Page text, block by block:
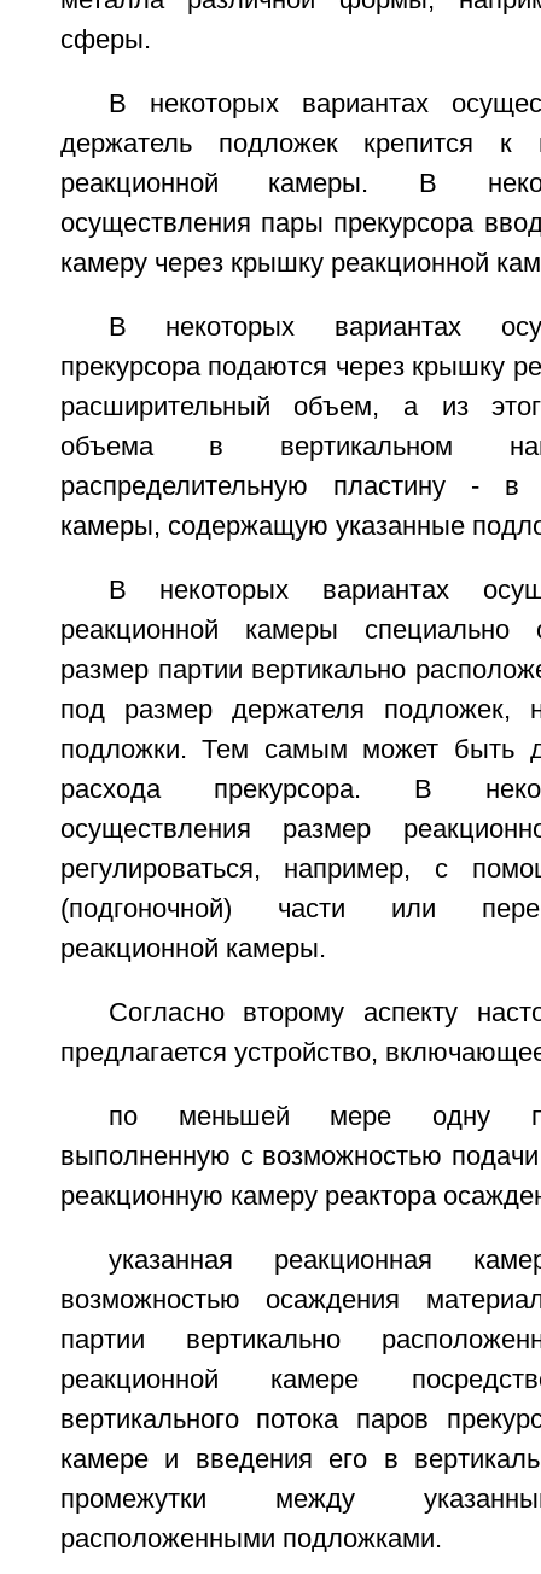
сферы.
В некоторых вариантах
держатель подложек крепится к
реакционной камеры. В
осуществления пары прекурсора
камеру через крышку реакционной
В некоторых вариантах
прекурсора подаются через крышку
расширительный объем, а из
объема в вертикальном
распределительную пластину - в
камеры, содержащую указанные
В некоторых вариантах
реакционной камеры специально
размер партии вертикально
под размер держателя подложек,
подложки. Тем самым может быть
расхода прекурсора. В
осуществления размер
регулироваться, например, с
(подгоночной) части или
реакционной камеры.
Согласно второму аспекту
предлагается устройство,
по меньшей мере одну
выполненную с возможностью
реакционную камеру реактора
указанная реакционная
возможностью осаждения
партии вертикально
реакционной камере
вертикального потока паров
камере и введения его в
промежутки между
расположенными подложками.